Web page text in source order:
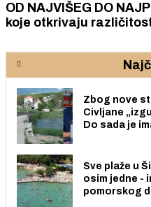
OD NAJVIŠEG DO
koje otkrivaju
Zbog nove
Civljane
Do sada je
Sve plaže u
osim jedne -
pomorskog